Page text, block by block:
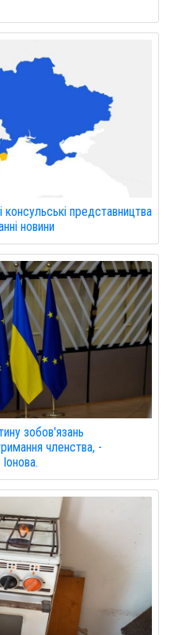
консульські представництва
новини
зобов'язань
членства, -